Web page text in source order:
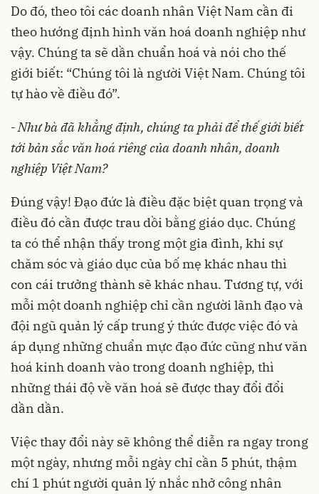
Do đó, theo tôi các doanh nhân Việt Nam cần đi
theo hướng định hình văn hoá doanh nghiệp như
vậy. Chúng ta sẽ dần chuẩn hoá và nói cho thế
giới biết: “Chúng tôi là người Việt Nam. Chúng tôi
tự hào về điều đó”.
- Như bà đã khẳng định, chúng ta phải để thế giới biết
tới bản sắc văn hoá riêng của doanh nhân, doanh
nghiệp Việt Nam?
Đúng vậy! Đạo đức là điều đặc biệt quan trọng và
điều đó cần được trau dồi bằng giáo dục. Chúng
ta có thể nhận thấy trong một gia đình, khi sự
chăm sóc và giáo dục của bố mẹ khác nhau thì
con cái trưởng thành sẽ khác nhau. Tương tự, với
mỗi một doanh nghiệp chỉ cần người lãnh đạo và
đội ngũ quản lý cấp trung ý thức được việc đó và
áp dụng những chuẩn mực đạo đức cũng như văn
hoá kinh doanh vào trong doanh nghiệp, thì
những thái độ về văn hoá sẽ được thay đổi đổi
dần dần.
Việc thay đổi này sẽ không thể diễn ra ngay trong
một ngày, nhưng mỗi ngày chỉ cần 5 phút, thậm
chí 1 phút người quản lý nhắc nhở công nhân